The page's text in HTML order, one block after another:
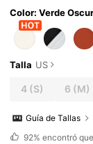
Color: Verde
Talla US
4 (S) 6 (M)
Guía de Tallas
92% encontró